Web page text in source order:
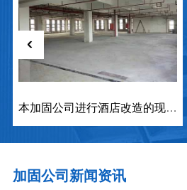
本加固公司进行酒店改造的现场案列图片
‹
加固公司新闻资讯